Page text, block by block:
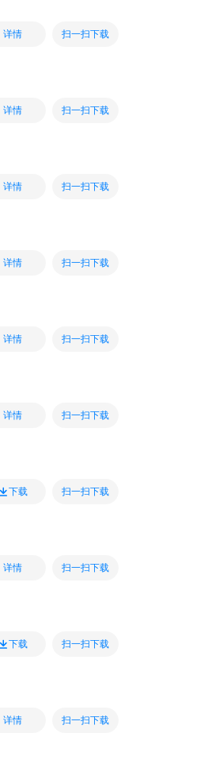
详情 扫一扫下载
详情 扫一扫下载
详情 扫一扫下载
详情 扫一扫下载
详情 扫一扫下载
详情 扫一扫下载
下载 扫一扫下载
详情 扫一扫下载
下载 扫一扫下载
详情 扫一扫下载